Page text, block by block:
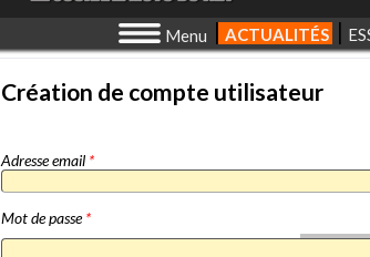
Menu ACTUALITÉS
Création de compte utilisateur
Adresse email *
Mot de passe*